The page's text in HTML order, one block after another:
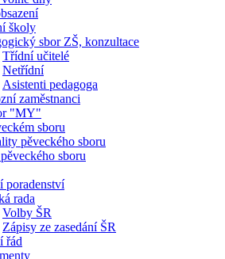
školy
sbor ZŠ, konzultace
Třídní učitelé
Netřídní
Asistenti pedagoga
zaměstnanci
"MY"
sboru
pěveckého sboru
sboru
poradenství
rada
Volby ŠR
Zápisy ze zasedání ŠR
řád